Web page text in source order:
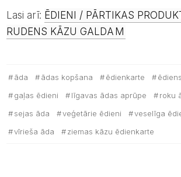
Lasi arī: ĒDIENI / PĀRTIKAS
RUDENS KĀZU GALDA M
āda ādas kopšana ēdienkarte
ēdiens
gaļas ēdieni
līgavas ādas aprūpe
roku
sejas āda
veģetārie ēdieni
veselīga
vīrieša āda
ziemas kāzu ēdienkarte